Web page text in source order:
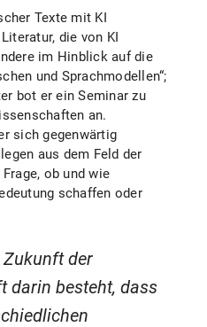
Texte mit KI
die von KI
im Hinblick auf die
und Sprachmodellen“;
bot er ein Seminar zu
an.
sich gegenwärtig
aus dem Feld der
ob und wie
schaffen oder
der
darin besteht, dass